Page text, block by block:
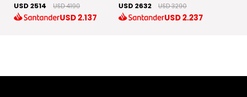
USD 2514 USD 4190
USD2.137
USD 2632 USD 3290
USD2.237